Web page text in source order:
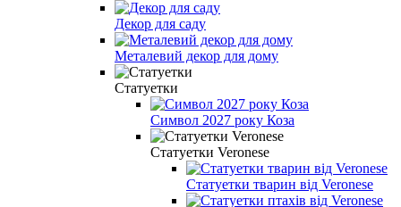
Декор для саду
Металевий декор для дому
Статуетки
Символ 2027 року Коза
Статуетки Veronese
Статуетки тварин від Veronese